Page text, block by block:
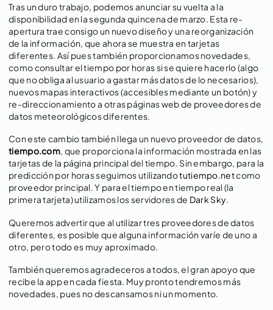
Tras un duro trabajo, podemos anunciar su vuelta a la
disponibilidad en la segunda quincena de marzo. Esta re-
apertura trae consigo un nuevo diseño y una reorganización
de la información, que ahora se muestra en tarjetas
diferentes. Así pues también proporcionamos novedades,
como consultar el tiempo por horas si se quiere hacerlo (algo
que no obliga al usuario a gastar más datos de lo necesarios),
nuevos mapas interactivos (accesibles mediante un botón) y
re-direccionamiento a otras páginas web de proveedores de
datos meteorológicos diferentes.
Con este cambio también llega un nuevo proveedor de datos,
tiempo.com, que proporciona la información mostrada en las
tarjetas de la página principal del tiempo. Sin embargo, para la
predicción por horas seguimos utilizandotutiempo.netcomo
proveedor principal. Y para el tiempo en tiempo real (la
primera tarjeta) utilizamos los servidores de Dark Sky.
Queremos advertir que al utilizar tres proveedores de datos
diferentes, es posible que alguna información varíe de uno a
otro, pero todo es muy aproximado.
También queremos agradeceros a todos, el gran apoyo que
recibe la app en cada fiesta. Muy pronto tendremos más
novedades, pues no descansamos ni un momento.